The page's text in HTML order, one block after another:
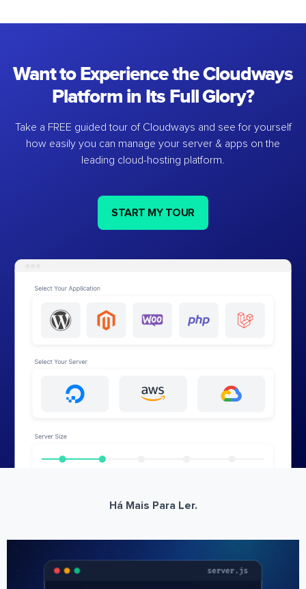
Want to Experience the Cloudways
Platform in Its Full Glory?
Take a FREE guided tour of Cloudways and see for yourself
how easily you can manage your server & apps on the
leading cloud-hosting platform.
START MY TOUR
Há Mais Para Ler.